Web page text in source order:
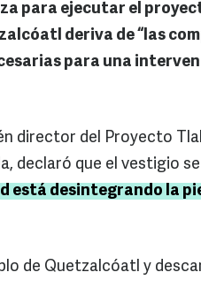
para ejecutar el
deriva de “las
para una
director del Proyecto
declaró que el vestigio
está desintegrando la
de Quetzalcóatl y